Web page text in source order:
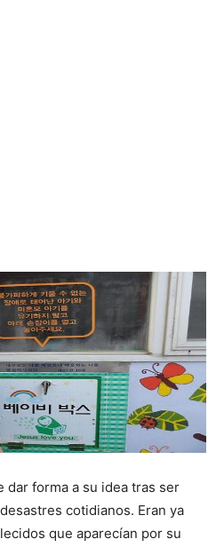
dar forma a su idea tras ser
cotidianos. Eran ya
que aparecían por su